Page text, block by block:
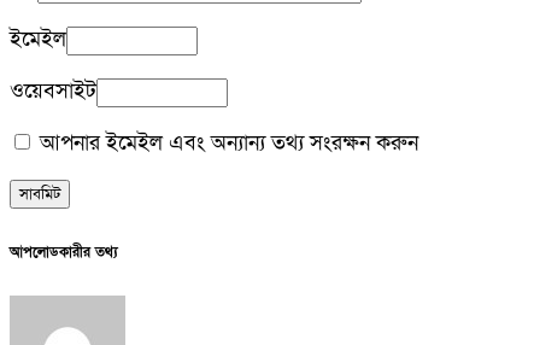
ইমেইল
ওয়েবসাইট
আপনার ইমেইল এবং অন্যান্য তথ্য সংরক্ষন করুন
আপলোডকারীর তথ্য